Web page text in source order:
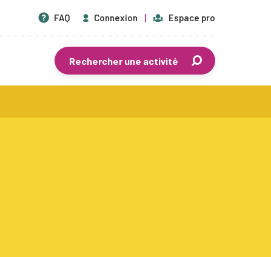
FAQ Connexion Espace pro
Rechercher une activité